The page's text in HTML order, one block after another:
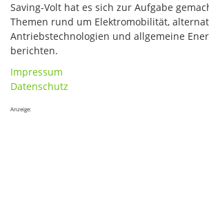
Saving-Volt hat es sich zur Aufgabe
Themen rund um Elektromobilität,
Antriebstechnologien und allgemeine
berichten.
Impressum
Datenschutz
Anzeige: